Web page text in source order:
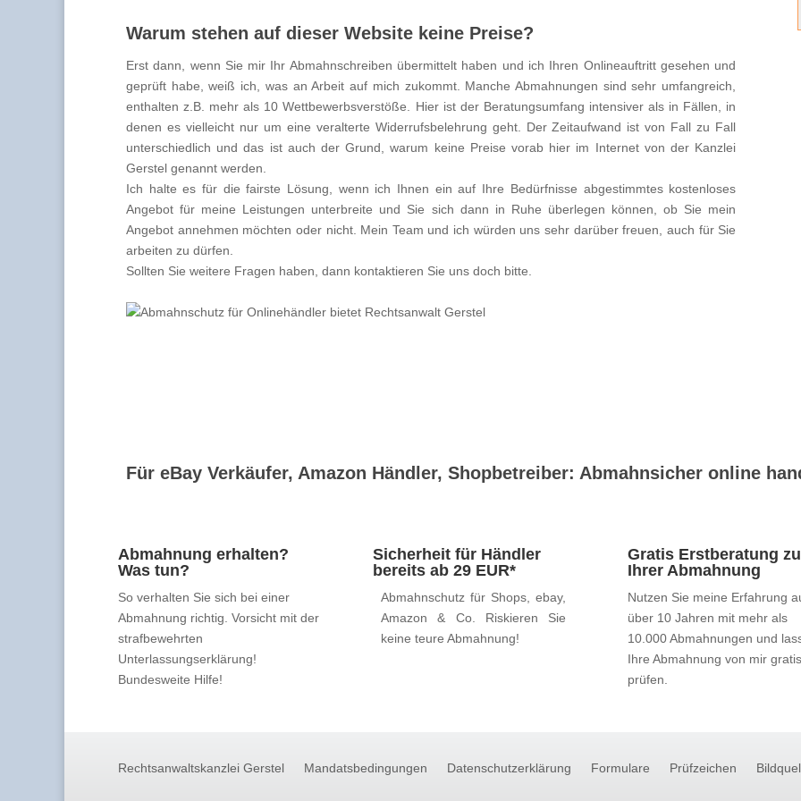
Warum stehen auf dieser Website keine Preise?
Erst dann, wenn Sie mir Ihr Abmahnschreiben übermittelt haben und ich Ihren Onlineauftritt gesehen und
geprüft habe, weiß ich, was an Arbeit auf mich zukommt. Manche Abmahnungen sind sehr umfangreich,
enthalten z.B. mehr als 10 Wettbewerbsverstöße. Hier ist der Beratungsumfang intensiver als in Fällen, in
denen es vielleicht nur um eine veralterte Widerrufsbelehrung geht. Der Zeitaufwand ist von Fall zu Fall
unterschiedlich und das ist auch der Grund, warum keine Preise vorab hier im Internet von der Kanzlei
Gerstel genannt werden.
Ich halte es für die fairste Lösung, wenn ich Ihnen ein auf Ihre Bedürfnisse abgestimmtes kostenloses
Angebot für meine Leistungen unterbreite und Sie sich dann in Ruhe überlegen können, ob Sie mein
Angebot annehmen möchten oder nicht. Mein Team und ich würden uns sehr darüber freuen, auch für Sie
arbeiten zu dürfen.
Sollten Sie weitere Fragen haben, dann kontaktieren Sie uns doch bitte.
Für eBay Verkäufer, Amazon Händler, Shopbetreiber: Abmahnsicher online
Abmahnung erhalten?
Was tun?
So verhalten Sie sich bei einer
Abmahnung richtig. Vorsicht mit der
strafbewehrten
Unterlassungserklärung!
Bundesweite Hilfe!
Sicherheit für Händler
bereits ab 29 EUR*
Abmahnschutz für Shops, ebay,
Amazon & Co. Riskieren Sie
keine teure Abmahnung!
Gratis Erstberatung zu
Ihrer Abmahnung
Nutzen Sie meine Erfahrung
über 10 Jahren mit mehr als
10.000 Abmahnungen und
Ihre Abmahnung von mir gratis
prüfen.
Rechtsanwaltskanzlei Gerstel Mandatsbedingungen Datenschutzerklärung Formulare Prüfzeichen